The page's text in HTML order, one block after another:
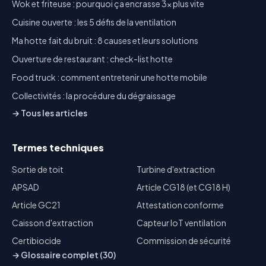
Wok et friteuse : pourquoi ça encrasse 3x plus vite
Cuisine ouverte : les 5 défis de la ventilation
Ma hotte fait du bruit : 8 causes et leurs solutions
Ouverture de restaurant : check-list hotte
Food truck : comment entretenir une hotte mobile
Collectivités : la procédure du dégraissage
→ Tous les articles
Termes techniques
Sortie de toit
Turbine d'extraction
APSAD
Article CG18 (et CG18 H)
Article GC21
Attestation conforme
Caisson d'extraction
Capteur IoT ventilation
Certibiocide
Commission de sécurité
→ Glossaire complet (30)